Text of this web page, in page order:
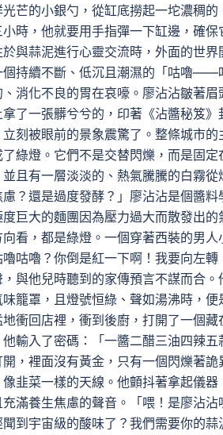
芒的小銀勺，從缸底撈起一坨濃稠
時，他就要用手指彈一下缸邊，確
與蒜泥進行心靈交流時，外面的世
個持續不斷、低沉且潮濕的「咕嚕
消化不良的胃在哀嚎。廖沾沾皺著
了一張髒兮兮的，印著《沾醬秘笈
刻被眼前的景象震驚了。整條城市
綠燈。它們不是交替閃爍，而是固
並且有一層淡淡的、熱氣騰騰的白
？還是過度發酵？」廖沾沾是個醬
巨大的麵團因為壓力過大而散發出
看，都是綠燈。一個穿著西裝的男
咕嚕？你倒是紅一下啊！我要向左
與他兒時聽到的家傳預言不謀而合
籠罩，且燈號恒綠、聲如湯沸時，
衝回店裡，衝到後廚，打開了一個
輸入了密碼：「一醬二醋三油四辣
，裡面沒有黃金，只有一個閃爍著
韭菜一樣的天線。他顫抖著拿起儀
滿養生焦慮的聲音。「喂！是廖沾
到宇宙級的酸味了？我們需要你的